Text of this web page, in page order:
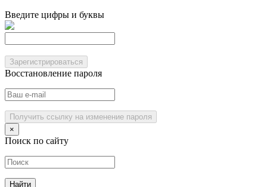
Введите цифры и буквы
Зарегистрироваться
Восстановление пароля
Получить ссылку на изменение пароля
×
Поиск по сайту